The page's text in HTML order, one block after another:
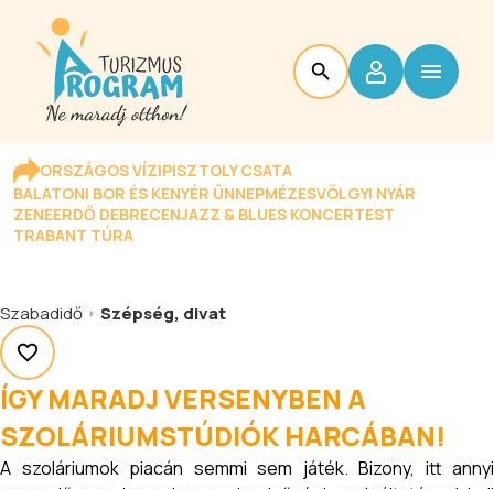
ORSZÁGOS VÍZIPISZTOLY CSATA
BALATONI BOR ÉS KENYÉR ÜNNEPMÉZESVÖLGYI NYÁR
ZENEERDŐ DEBRECENJAZZ & BLUES KONCERTEST
TRABANT TÚRA
Szabadidő Szépség, divat
ÍGY MARADJ VERSENYBEN A
SZOLÁRIUMSTÚDIÓK HARCÁBAN!
A szoláriumok piacán semmi sem játék. Bizony, itt annyi